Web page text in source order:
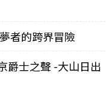
者的跨界冒險
爵士之聲 -大山日出